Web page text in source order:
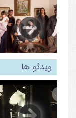
ویدئو ها